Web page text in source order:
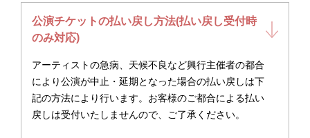
公演チケットの払い戻し方法(払い戻し受付時
のみ対応)
アーティストの急病、天候不良など興行主催者の都合
により公演が中止・延期となった場合の払い戻しは下
記の方法により行います。お客様のご都合による払い
戻しは受付いたしませんので、ご了承ください。